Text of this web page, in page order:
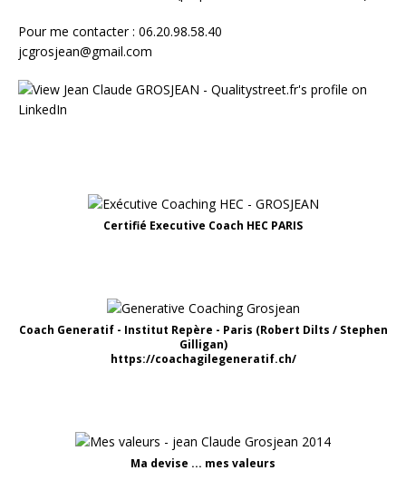
Pour me contacter : 06.20.98.58.40
jcgrosjean@gmail.com
Certifié Executive Coach HEC PARIS
Coach Generatif - Institut Repère - Paris (Robert Dilts / Stephen
Gilligan)
https://coachagilegeneratif.ch/
Ma devise ... mes valeurs